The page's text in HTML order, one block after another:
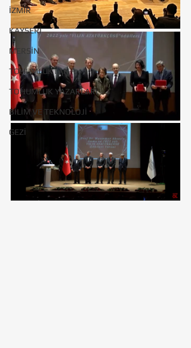
İZMİR
KAYSERİ
MERSİN
TOHUMLUKTAN
TOHUMLUK YAZARLARI
BİLİM VE TEKNOLOJİ
GEZİ